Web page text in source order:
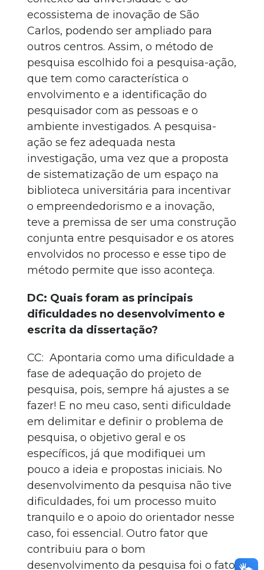
ecossistema de inovação de São
Carlos, podendo ser ampliado para
outros centros. Assim, o método de
pesquisa escolhido foi a pesquisa-ação,
que tem como característica o
envolvimento e a identificação do
pesquisador com as pessoas e o
ambiente investigados. A pesquisa-
ação se fez adequada nesta
investigação, uma vez que a proposta
de sistematização de um espaço na
biblioteca universitária para incentivar
o empreendedorismo e a inovação,
teve a premissa de ser uma construção
conjunta entre pesquisador e os atores
envolvidos no processo e esse tipo de
método permite que isso aconteça.
DC: Quais foram as principais
dificuldades no desenvolvimento e
escrita da dissertação?
CC: Apontaria como uma dificuldade a
fase de adequação do projeto de
pesquisa, pois, sempre há ajustes a se
fazer! E no meu caso, senti dificuldade
em delimitar e definir o problema de
pesquisa, o objetivo geral e os
específicos, já que modifiquei um
pouco a ideia e propostas iniciais. No
desenvolvimento da pesquisa não tive
dificuldades, foi um processo muito
tranquilo e o apoio do orientador nesse
caso, foi essencial. Outro fator que
contribuiu para o bom
desenvolvimento da pesquisa foi o fato